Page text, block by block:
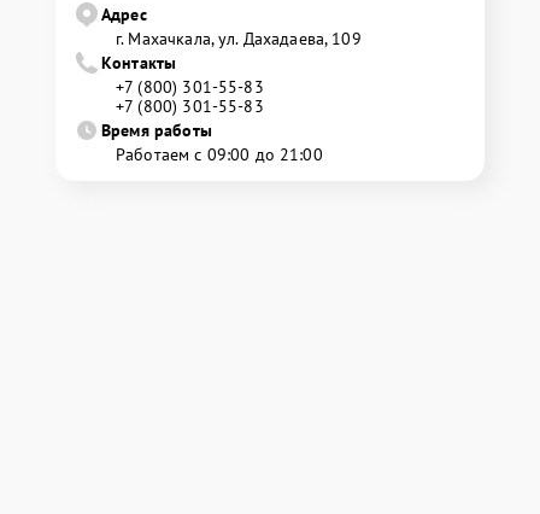
Адрес
г. Махачкала, ул. Дахадаева, 109
Контакты
+7 (800) 301-55-83
+7 (800) 301-55-83
Время работы
Работаем с 09:00 до 21:00